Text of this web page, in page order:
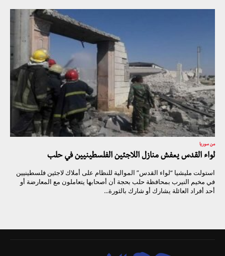
من سوريا
لواء القدس يعفش منازل اللاجئين الفلسطينيين في حلب
استولت مليشيا “لواء القدس” الموالية للنظام على أملاك لاجئين فلسطينيين
في مخيم النيرب بمحافظة حلب بحجة أن أصحابها يتعاملون مع المعارضة أو
أحد أفراد العائلة يشارك أو شارك بالثورة...